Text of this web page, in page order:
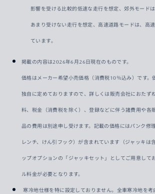
影響を受ける比較的低速な走行を想定、郊外モード
あまり受けない走行を想定、高速道路モードは、高
ています。
掲載の内容は2026年6月26日現在のものです。
価格はメーカー希望小売価格（消費税10％込み）です。
独自に定めておりますので、詳しくは販売会社におたず
料、税金（消費税を除く）、登録などに伴う諸費用や各
品の費用は別途申し受けます。記載の価格にはパンク修
レンチ、けん引フック）が含まれています（ジャッキは
ップオプションの「ジャッキセット」としてご用意して
ル料金が必要となります。
寒冷地仕様を特に設定しておりません。全車寒冷地を考